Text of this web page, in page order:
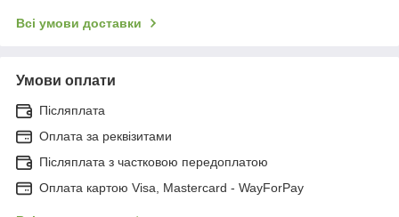
Всі умови доставки
Умови оплати
Післяплата
Оплата за реквізитами
Післяплата з частковою передоплатою
Оплата картою Visa, Mastercard - WayForPay